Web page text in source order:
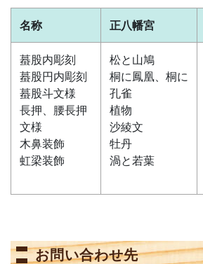
名称 正八幡宮
蟇股内彫刻
蟇股円内彫刻
蟇股斗文様
長押、腰長押
文様
木鼻装飾
虹梁装飾
松と山鳩
桐に鳳凰、桐に
孔雀
植物
沙綾文
牡丹
渦と若葉
お問い合わせ先